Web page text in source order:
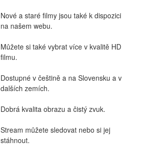
Nové a staré filmy jsou také k dispozici
na našem webu.
Můžete si také vybrat více v kvalitě HD
filmu.
Dostupné v češtině a na Slovensku a v
dalších zemích.
Dobrá kvalita obrazu a čistý zvuk.
Stream můžete sledovat nebo si jej
stáhnout.